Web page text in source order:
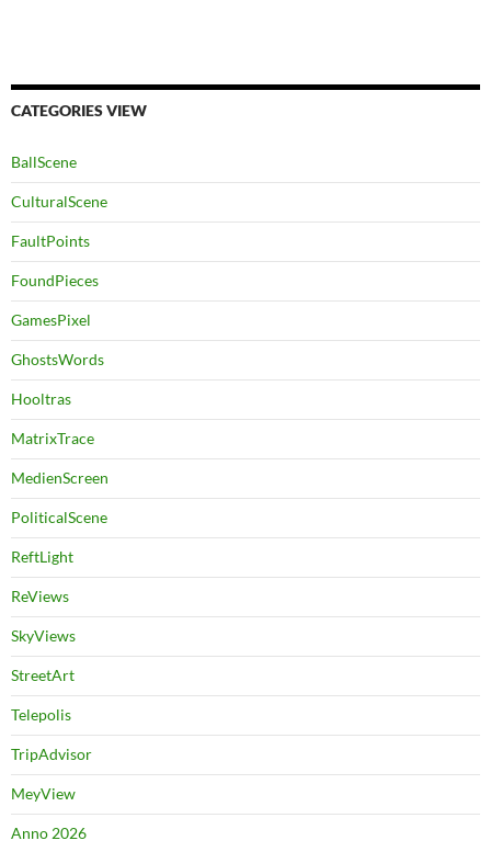
CATEGORIES VIEW
BallScene
CulturalScene
FaultPoints
FoundPieces
GamesPixel
GhostsWords
Hooltras
MatrixTrace
MedienScreen
PoliticalScene
ReftLight
ReViews
SkyViews
StreetArt
Telepolis
TripAdvisor
MeyView
Anno 2026